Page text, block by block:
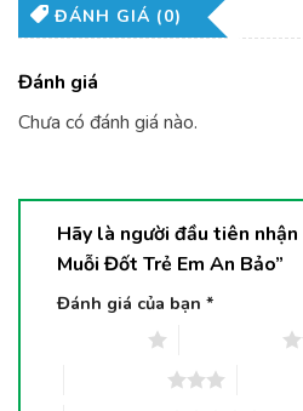
ĐÁNH GIÁ (0)
Đánh giá
Chưa có đánh giá nào.
Hãy là người đầu tiên
Muỗi Đốt Trẻ Em An Bảo”
Đánh giá của bạn *